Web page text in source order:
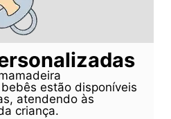
estão disponíveis
atendendo às
criança.